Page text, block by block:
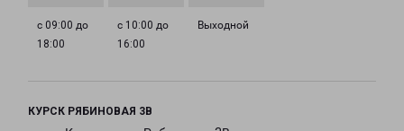
с 09:00 до
18:00
с 10:00 до
16:00
Выходной
КУРСК РЯБИНОВАЯ 3В